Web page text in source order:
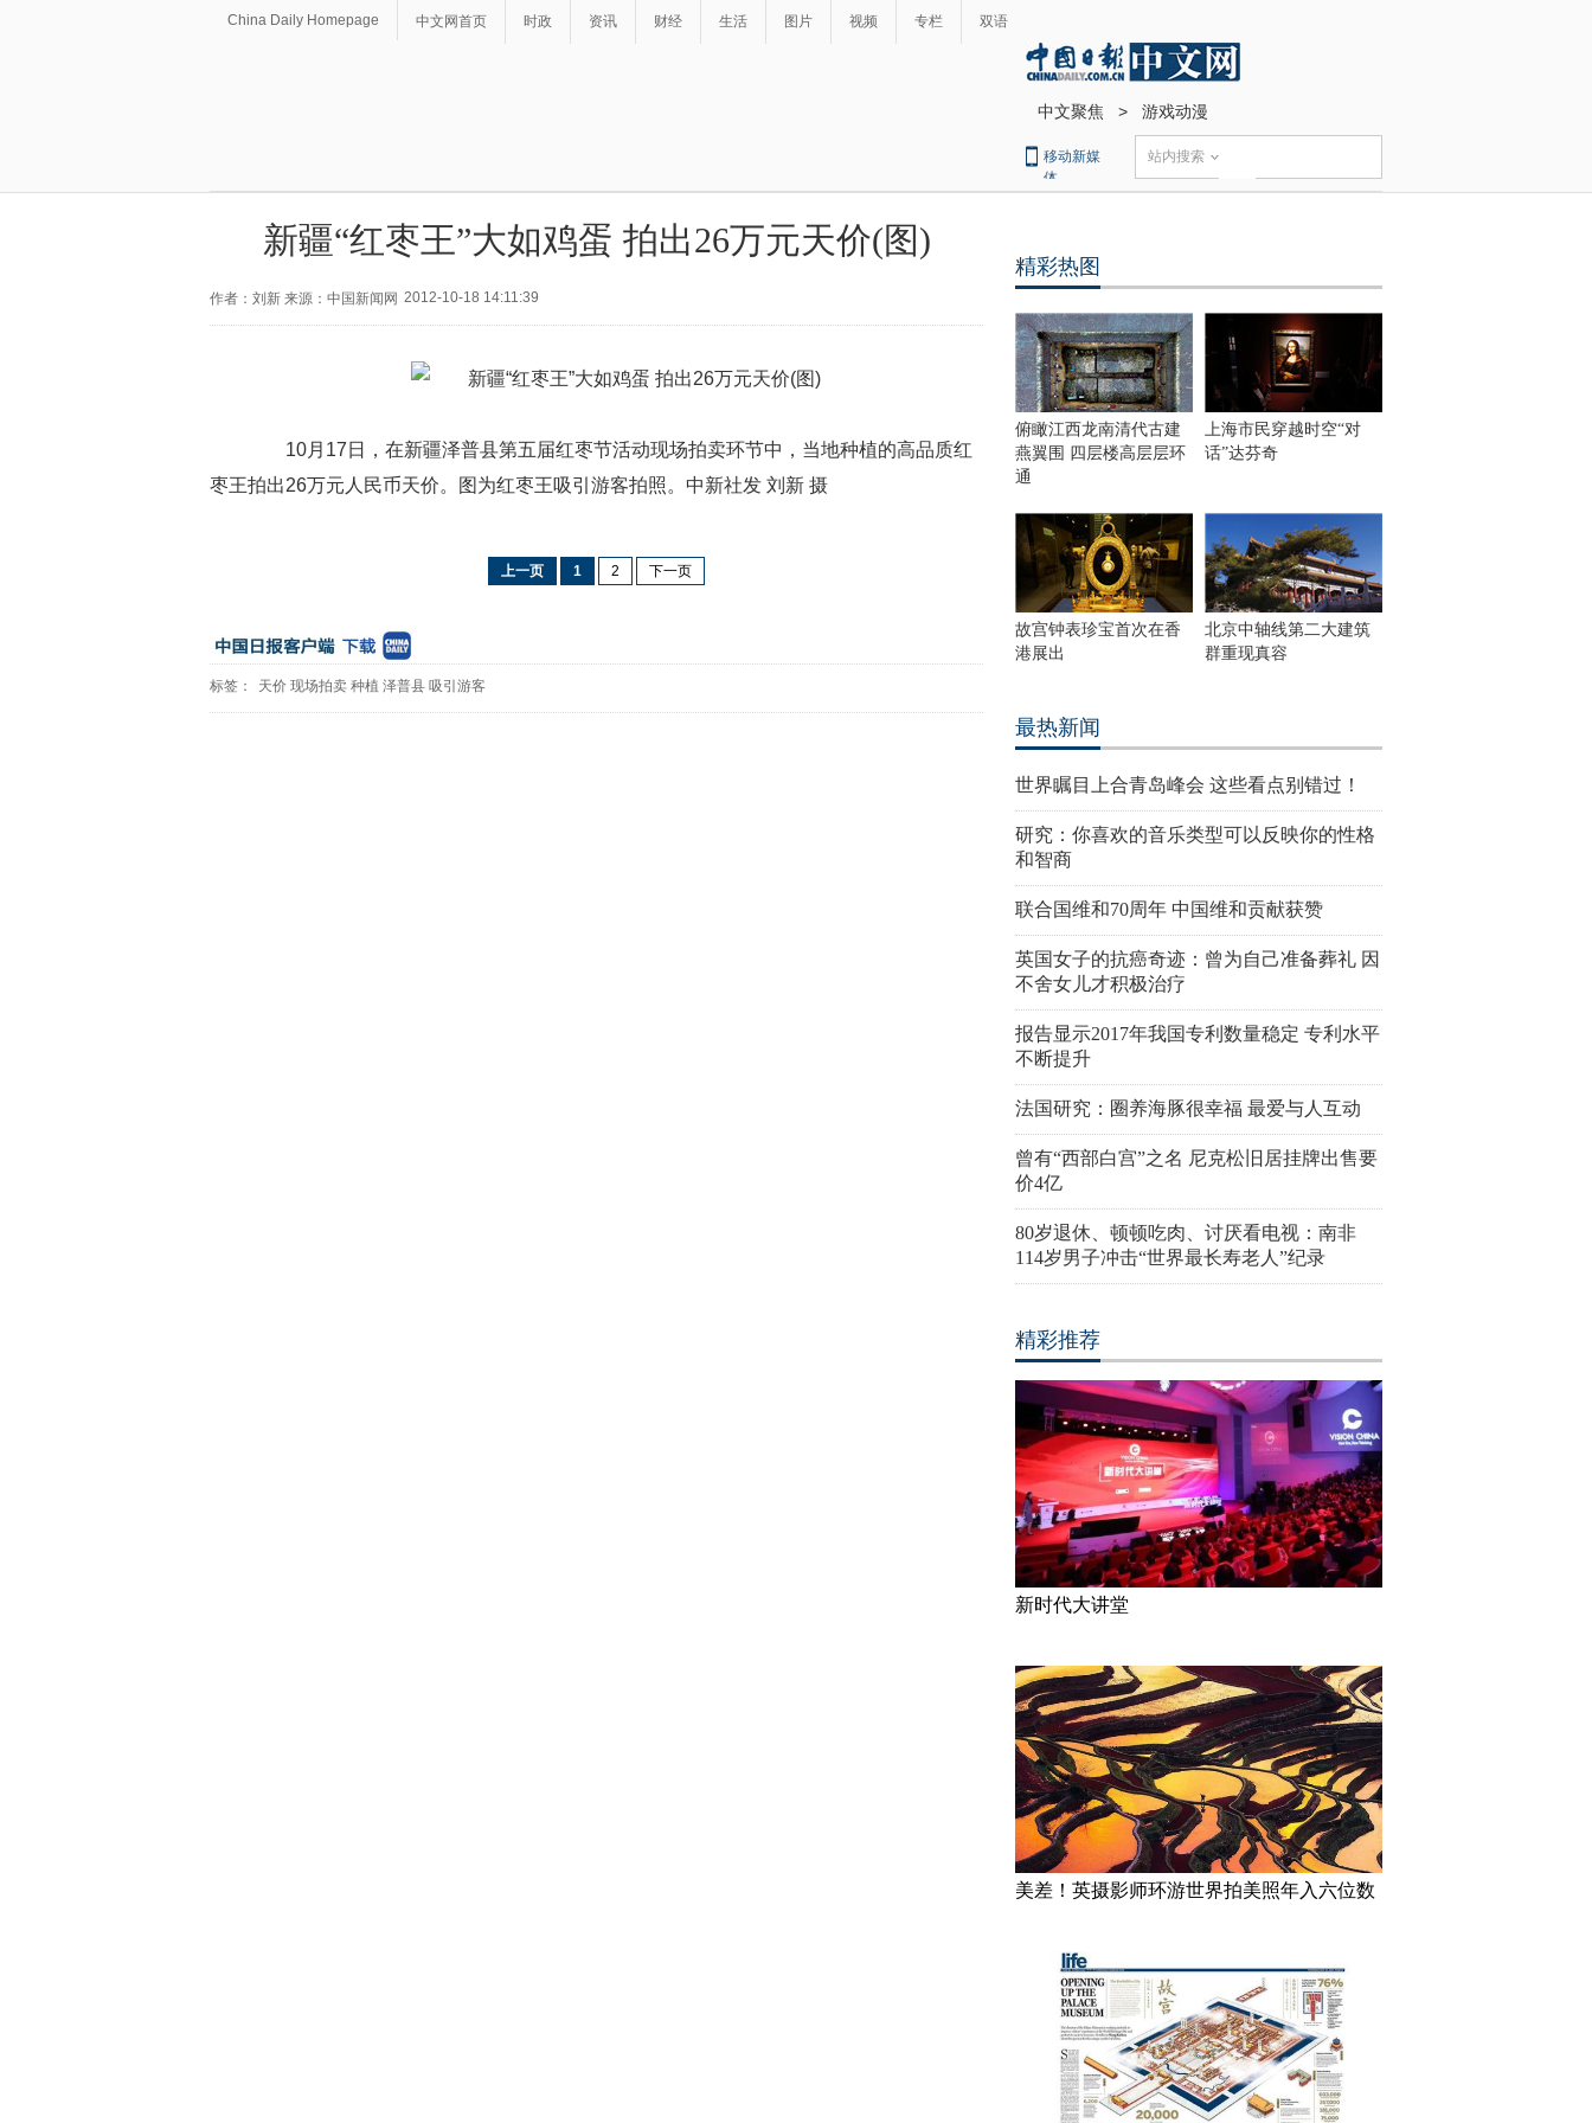
China Daily Homepage 中文网首页 时政 资讯 财经 生活 图片 视频 专栏 双语
中文聚焦 > 游戏动漫
移动新媒
体
站内搜索
新疆“红枣王”大如鸡蛋 拍出26万元天价(图)
作者：刘新 来源：中国新闻网 2012-10-18 14:11:39
10月17日，在新疆泽普县第五届红枣节活动现场拍卖环节中，当地种植的高品质红
枣王拍出26万元人民币天价。图为红枣王吸引游客拍照。中新社发 刘新 摄
上一页 1 2 下一页
标签： 天价 现场拍卖 种植 泽普县 吸引游客
精彩热图
俯瞰江西龙南清代古建
燕翼围 四层楼高层层环
通
上海市民穿越时空“对
话”达芬奇
故宫钟表珍宝首次在香
港展出
北京中轴线第二大建筑
群重现真容
最热新闻
世界瞩目上合青岛峰会 这些看点别错过！
研究：你喜欢的音乐类型可以反映你的性格
和智商
联合国维和70周年 中国维和贡献获赞
英国女子的抗癌奇迹：曾为自己准备葬礼 因
不舍女儿才积极治疗
报告显示2017年我国专利数量稳定 专利水平
不断提升
法国研究：圈养海豚很幸福 最爱与人互动
曾有“西部白宫”之名 尼克松旧居挂牌出售要
价4亿
80岁退休、顿顿吃肉、讨厌看电视：南非
114岁男子冲击“世界最长寿老人”纪录
精彩推荐
新时代大讲堂
美差！英摄影师环游世界拍美照年入六位数